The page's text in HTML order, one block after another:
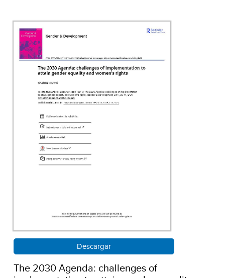
Descargar
The 2030 Agenda: challenges of